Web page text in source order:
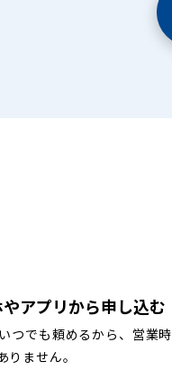
アプリから申し込む
つでも頼めるから、営業
りません。